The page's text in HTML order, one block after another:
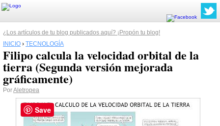
¿Los artículos de tu blog publicados aquí? ¡Propón tu blog!
INICIO › TECNOLOGÍA
Filipo calcula la velocidad orbital de la
tierra (Segunda versión mejorada
gráficamente)
PorAletropea
Save